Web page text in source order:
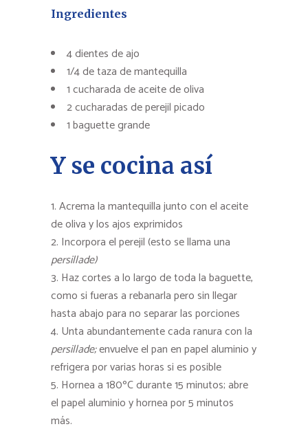
Ingredientes
4 dientes de ajo
1/4 de taza de mantequilla
1 cucharada de aceite de oliva
2 cucharadas de perejil picado
1 baguette grande
Y se cocina así
Acrema la mantequilla junto con el aceite
de oliva y los ajos exprimidos
Incorpora el perejil (esto se llama una
persillade)
Haz cortes a lo largo de toda la baguette,
como si fueras a rebanarla pero sin llegar
hasta abajo para no separar las porciones
Unta abundantemente cada ranura con la
persillade;envuelve el pan en papel aluminio y
refrigera por varias horas si es posible
Hornea a 180ºC durante 15 minutos; abre
el papel aluminio y hornea por 5 minutos
más.